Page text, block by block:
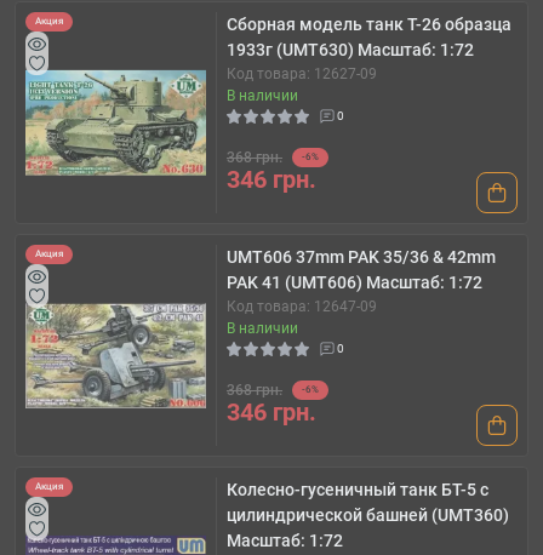
Акция
Сборная модель танк T-26 образца
1933г (UMT630) Масштаб: 1:72
Код товара: 12627-09
В наличии
0
368 грн. -6%
346 грн.
Акция
UMT606 37mm PAK 35/36 & 42mm
PAK 41 (UMT606) Масштаб: 1:72
Код товара: 12647-09
В наличии
0
368 грн. -6%
346 грн.
Акция
Колесно-гусеничный танк БТ-5 с
цилиндрической башней (UMT360)
Масштаб: 1:72